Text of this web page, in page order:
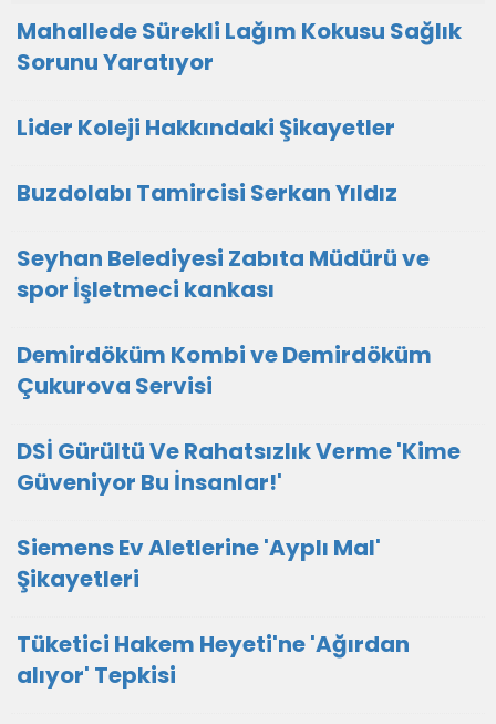
Mahallede Sürekli Lağım Kokusu Sağlık
Sorunu Yaratıyor
Lider Koleji Hakkındaki Şikayetler
Buzdolabı Tamircisi Serkan Yıldız
Seyhan Belediyesi Zabıta Müdürü ve
spor İşletmeci kankası
Demirdöküm Kombi ve Demirdöküm
Çukurova Servisi
DSİ Gürültü Ve Rahatsızlık Verme 'Kime
Güveniyor Bu İnsanlar!'
Siemens Ev Aletlerine 'Ayplı Mal'
Şikayetleri
Tüketici Hakem Heyeti'ne 'Ağırdan
alıyor' Tepkisi